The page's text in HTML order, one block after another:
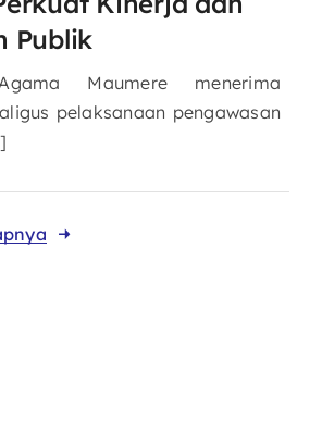
Publik
Maumere menerima
pelaksanaan pengawasan